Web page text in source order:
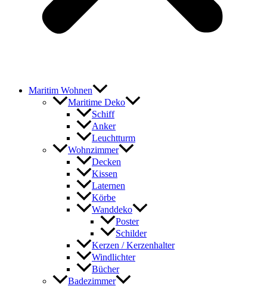
Maritim Wohnen
Maritime Deko
Schiff
Anker
Leuchtturm
Wohnzimmer
Decken
Kissen
Laternen
Körbe
Wanddeko
Poster
Schilder
Kerzen / Kerzenhalter
Windlichter
Bücher
Badezimmer